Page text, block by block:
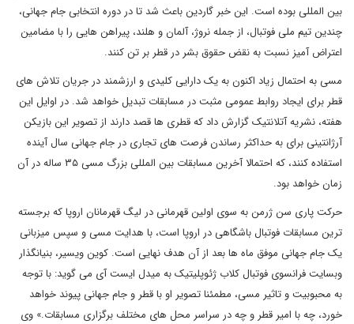
بین المللی بوده است. این خبر گاردین باعث شد تا در دوره انتخابی جام جهانی،
چندین تیم ملی فوتبال، از جمله نروژ، آلمان و هلند، پیراهن هایی را با مضامین
اعتراض آمیز نسبت به نقض حقوق بشر در قطر بر تن کنند.
مسی به احتمال زیاد اکنون به یک دارایی کلیدی و ارزشمند در جریان تلاش های
قطر برای ایجاد روابط عمومی مثبت در مسابقات تبدیل خواهد شد. در اوایل این
هفته، نشریه آتلانتیک گزارش داد که قطری ها قصد دارند از تصویر این بازیکن
آرژانتینی برای به حداکثر رساندن فرصت های تجاری در جام جهانی سال آینده
استفاده کنند، که احتمالا آخرین مسابقات بین المللی بزرگ مسی ۳۵ ساله در آن
زمان خواهد بود.
حرکت پاری سن ژرمن به سوی اولین قهرمانی در لیگ قهرمانان اروپا که برجسته
ترین مسابقات فوتبال باشگاهی در اروپا است، با هدایت مسی و سپس میزبانی
یک جام جهانی موفق ماه ها بعد از آن هدف نهایی است. کوین ویسیر، بنیانگذار
وبسایت فرانسوی فوتبال کلاب ژئوپلیتیک به میدل ایست آی می گوید: با توجه
به محبوبیت و تاثیر مسی، مطمئنا تصویر او با قطر و جام جهانی پیوند خواهد
خورد، چه با امیر قطر و چه در سراسر محل های مختلف برگزاری مسابقات.» وی